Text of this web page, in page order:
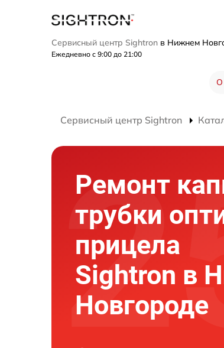
Сервисный центр Sightron в Нижнем
Ежедневно с 9:00 до 21:00
О
Сервисный центр Sightron
Ремонт
трубки
прицела
Sightron в
Новгороде